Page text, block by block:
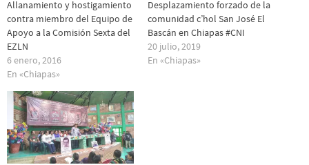
Allanamiento y hostigamiento
contra miembro del Equipo de
Apoyo a la Comisión Sexta del
EZLN
6 enero, 2016
En «Chiapas»
Desplazamiento forzado de la
comunidad c’hol San José El
Bascán en Chiapas #CNI
20 julio, 2019
En «Chiapas»